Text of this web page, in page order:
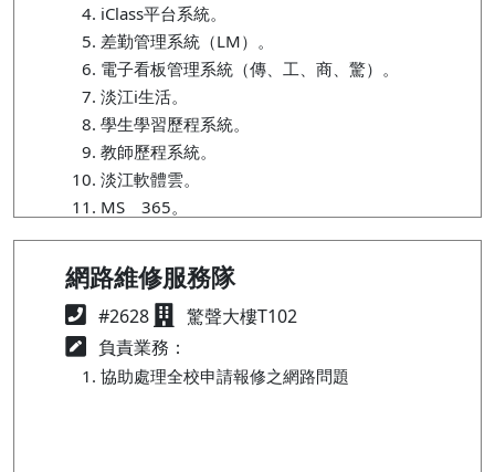
iClass平台系統。
差勤管理系統（LM）。
電子看板管理系統（傳、工、商、驚）。
淡江i生活。
學生學習歷程系統。
教師歷程系統。
淡江軟體雲。
MS 365。
網路維修服務隊
#2628
驚聲大樓T102
負責業務：
協助處理全校申請報修之網路問題